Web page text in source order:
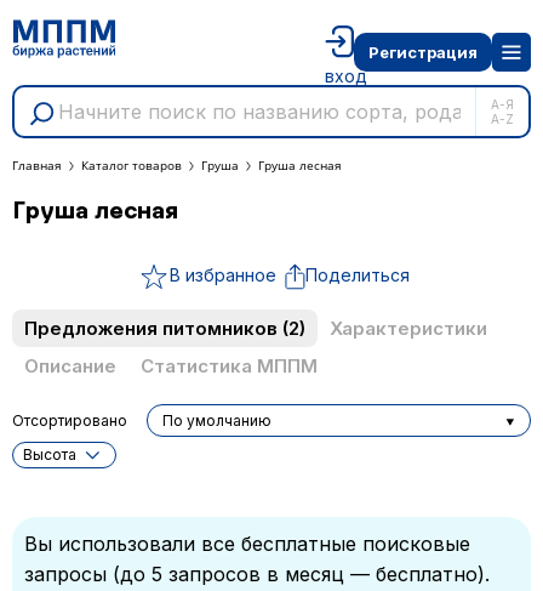
А-Я
A-Z
вход
Регистрация
Главная Каталог товаров Груша Груша лесная
Груша лесная
В избранное Поделиться
Предложения питомников (2)
Характеристики
Описание
Статистика МППМ
Высота
Отсортировано По умолчанию
Вы использовали все бесплатные поисковые
запросы (до 5 запросов в месяц — бесплатно).